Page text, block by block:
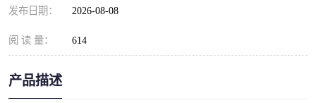
发布日期： 2026-08-08
阅 读 量： 614
产品描述